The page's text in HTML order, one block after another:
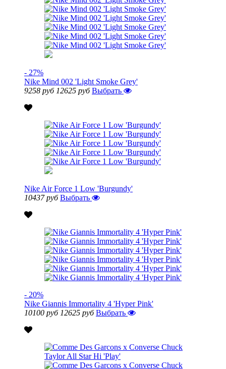
- 27%
Nike Mind 002 'Light Smoke Grey'
9258 руб 12625 руб Выбрать
Nike Air Force 1 Low 'Burgundy'
10437 руб Выбрать
- 20%
Nike Giannis Immortality 4 'Hyper Pink'
10100 руб 12625 руб Выбрать